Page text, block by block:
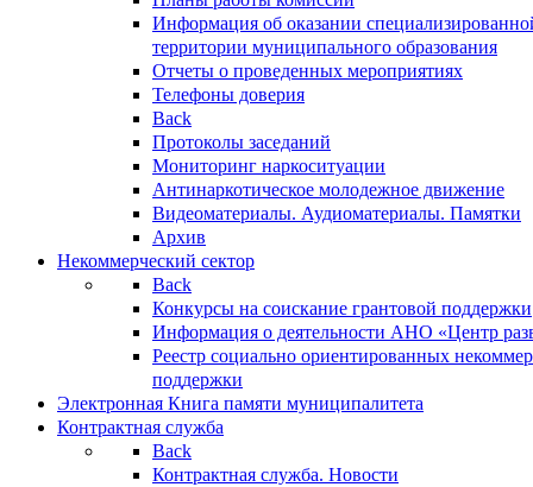
Информация об оказании
территории муниципального образования
Отчеты о проведенных мероприятиях
Телефоны доверия
Back
Протоколы заседаний
Мониторинг наркоситуации
Антинаркотическое молодежное движение
Видеоматериалы. Аудиоматериалы. Памятки
Архив
Некоммерческий сектор
Back
Конкурсы на соискание грантовой поддержки
Информация о деятельности АНО «Центр
Реестр социально ориентированных
поддержки
Электронная Книга памяти муниципалитета
Контрактная служба
Back
Контрактная служба. Новости